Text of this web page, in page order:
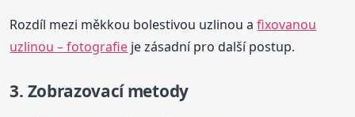
Rozdíl mezi měkkou bolestivou uzlinou afixovanou
uzlinou – fotografie je zásadní pro další postup.
3. Zobrazovací metody